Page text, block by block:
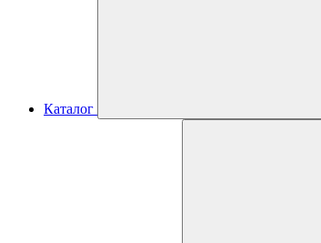
Каталог